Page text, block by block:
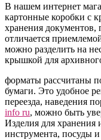
В нашем интернет
картонные коробки с
хранения документов,
отличается
можно разделить на
крышкой для
форматы рассчитаны
бумаги. Это удобное
переезда, наведения
info ru, можно быть
Изделия для хранения
инструмента, посуды